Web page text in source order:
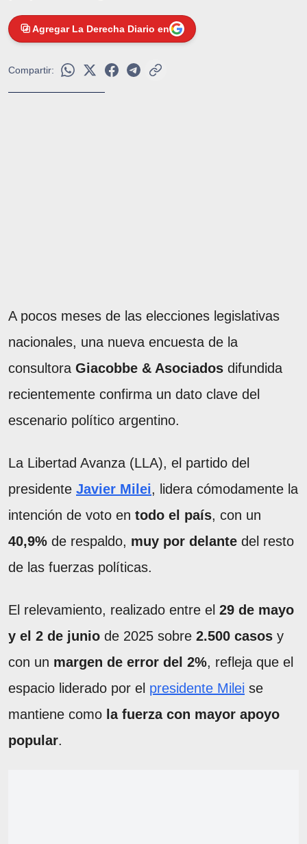
Agregar La Derecha Diario en
Compartir:
A pocos meses de las elecciones legislativas
nacionales, una nueva encuesta de la
consultora Giacobbe & Asociados difundida
recientemente confirma un dato clave del
escenario político argentino.
La Libertad Avanza (LLA), el partido del
presidente Javier Milei, lidera cómodamente la
intención de voto en todo el país, con un
40,9% de respaldo, muy por delante del resto
de las fuerzas políticas.
El relevamiento, realizado entre el 29 de mayo
y el 2 de junio de 2025 sobre 2.500 casos y
con un margen de error del 2%, refleja que el
espacio liderado por el presidente Milei se
mantiene como la fuerza con mayor apoyo
popular.